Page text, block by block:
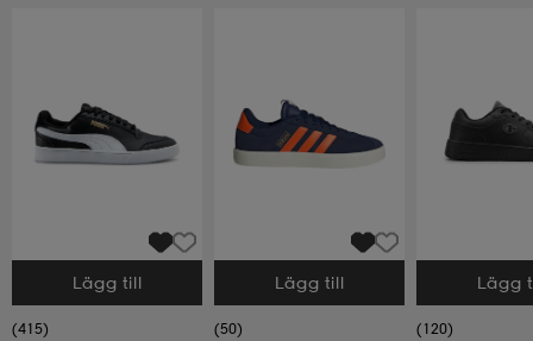
Välj storlek
Lägg till
(415)
Välj storlek
Lägg till
(50)
Välj storlek
Lägg
(120)